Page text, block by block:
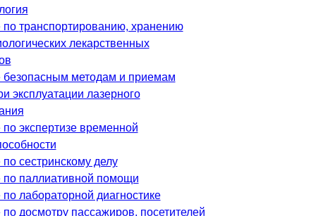
транспортированию, хранению
лекарственных
безопасным методам и приемам
эксплуатации лазерного
экспертизе временной
сестринскому делу
по паллиативной помощи
лабораторной диагностике
досмотру пассажиров, посетителей